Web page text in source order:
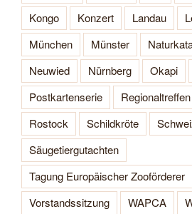
Kongo
Konzert Landau
München
Münster
Neuwied
Nürnberg Okapi
Postkartenserie
Regionaltreffen
Rostock
Schildkröte
Säugetiergutachten
Tagung Europäischer Zooförderer
Vorstandssitzung
WAPCA